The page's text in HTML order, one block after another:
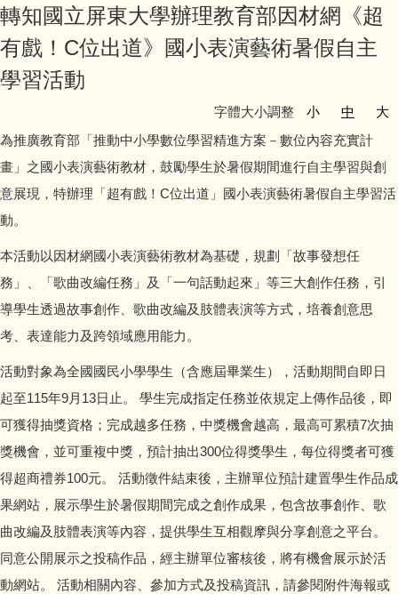
學校行事簡曆
學校簡介
公開授課專區
校園宣導訊息
轉知國立屏東大學辦理教育部因材網《超
有戲！C位出道》國小表演藝術暑假自主
學習活動
字體大小調整 小 中
大
為推廣教育部「推動中小學數位學習精進方案－數位內容充實計
畫」之國小表演藝術教材，鼓勵學生於暑假期間進行自主學習與創
意展現，特辦理「超有戲！C位出道」國小表演藝術暑假自主學習活
動。
本活動以因材網國小表演藝術教材為基礎，規劃「故事發想任
務」、「歌曲改編任務」及「一句話動起來」等三大創作任務，引
導學生透過故事創作、歌曲改編及肢體表演等方式，培養創意思
考、表達能力及跨領域應用能力。
活動對象為全國國民小學學生（含應屆畢業生），活動期間自即日
起至115年9月13日止。 學生完成指定任務並依規定上傳作品後，即
可獲得抽獎資格；完成越多任務，中獎機會越高，最高可累積7次抽
獎機會，並可重複中獎，預計抽出300位得獎學生，每位得獎者可獲
得超商禮券100元。 活動徵件結束後，主辦單位預計建置學生作品成
果網站，展示學生於暑假期間完成之創作成果，包含故事創作、歌
曲改編及肢體表演等內容，提供學生互相觀摩與分享創意之平台。
同意公開展示之投稿作品，經主辦單位審核後，將有機會展示於活
動網站。 活動相關內容、參加方式及投稿資訊，請參閱附件海報或